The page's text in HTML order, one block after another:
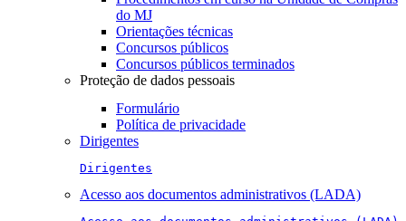
do MJ
Orientações técnicas
Concursos públicos
Concursos públicos terminados
Proteção de dados pessoais
Formulário
Política de privacidade
Dirigentes
Dirigentes
Acesso aos documentos administrativos (LADA)